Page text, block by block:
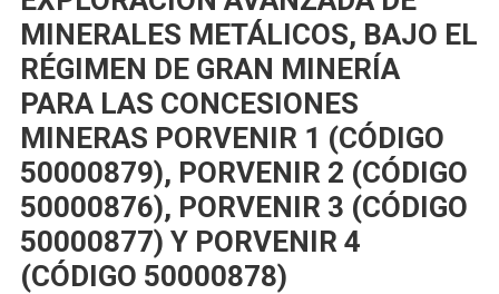
MINERALES METÁLICOS, BAJO EL
RÉGIMEN DE GRAN MINERÍA
PARA LAS CONCESIONES
MINERAS PORVENIR 1 (CÓDIGO
50000879), PORVENIR 2 (CÓDIGO
50000876), PORVENIR 3 (CÓDIGO
50000877) Y PORVENIR 4
(CÓDIGO 50000878)